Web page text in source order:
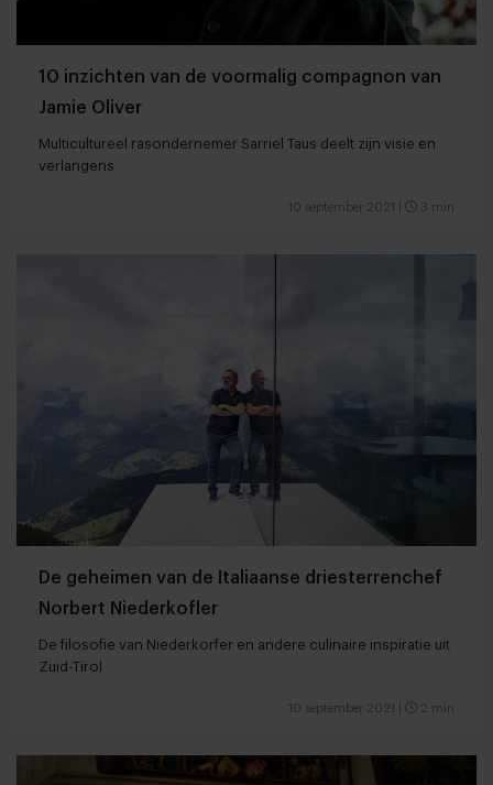
10 inzichten van de voormalig compagnon van
Jamie Oliver
Multicultureel rasondernemer Sarriel Taus deelt zijn visie en
verlangens
10 september 2021 3 min
De geheimen van de Italiaanse driesterrenchef
Norbert Niederkofler
De filosofie van Niederkorfer en andere culinaire inspiratie uit
Zuid-Tirol
10 september 2021 2 min